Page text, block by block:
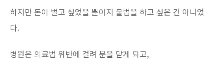
하지만 돈이 벌고 싶었을 뿐이지 불법을 하고 싶은 건 아니었
다.
병원은 의료법 위반에 걸려 문을 닫게 되고,